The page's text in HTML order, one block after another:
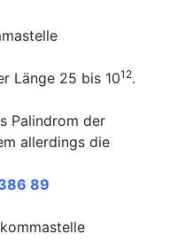
Länge 25 bis 1012.
Palindrom der
allerdings die
89